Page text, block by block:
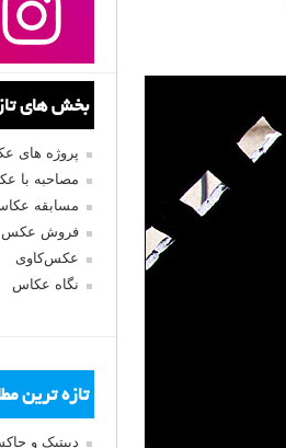
بخش های
پروژه های
مصاحبه با
مسابقه
فروش عکس
عکس‌کاوی
نگاه عکاس
تازه ترین
دیپتیک و